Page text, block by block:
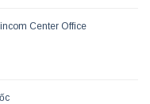
Center Office